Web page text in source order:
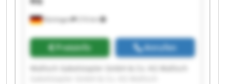
Nürtingen 216 km
Preisinfo Anrufen
Wallisch Gabelstapler GmbH & Co. KG Wallisch